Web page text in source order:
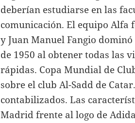
deberían estudiarse en las
comunicación. El equipo
y Juan Manuel Fangio
de 1950 al obtener todas las
rápidas. Copa Mundial de
sobre el club Al-Sadd de
contabilizados. Las
Madrid frente al logo de